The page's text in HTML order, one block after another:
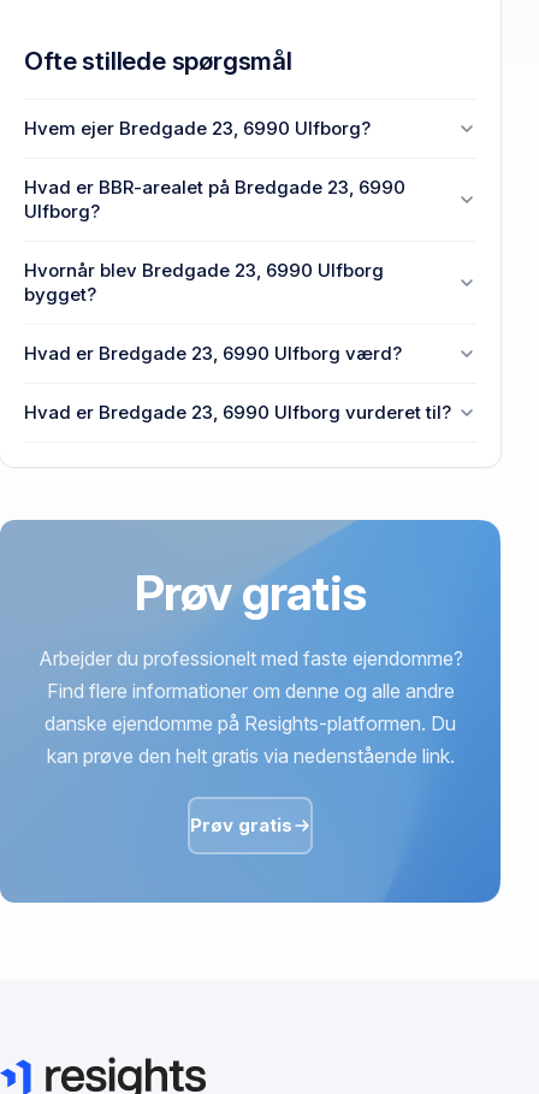
Ofte stillede spørgsmål
Hvem ejer Bredgade 23, 6990 Ulfborg?
Ulfborg.
Hvad er BBR-arealet på Bredgade 23, 6990
Ulfborg?
6990 Ulfborg.
Hvornår blev Bredgade 23, 6990 Ulfborg
bygget?
Bredgade 23, 6990 Ulfborg.
Hvad er Bredgade 23, 6990 Ulfborg værd?
Ulfborg senest blev handlet i 2021.
Hvad er Bredgade 23, 6990 Ulfborg vurderet til?
Prøv gratis
Arbejder du professionelt med faste ejendomme?
Find flere informationer om denne og alle andre
danske ejendomme på Resights-platformen. Du
kan prøve den helt gratis via nedenstående link.
Prøv gratis